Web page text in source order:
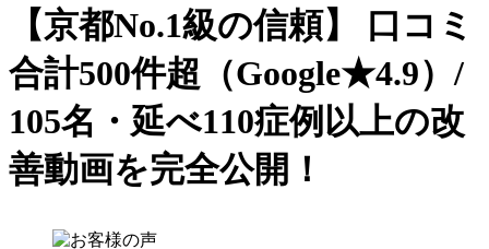
【京都No.1級の信頼】
口コミ
合計500件超（Google★4.9）/
105名・延べ110症例以上の改
善動画を完全公開！